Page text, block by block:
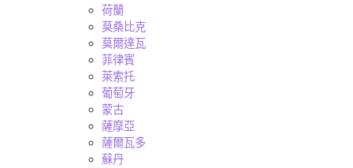
荷蘭
莫桑比克
莫爾達瓦
菲律賓
萊索托
葡萄牙
蒙古
薩摩亞
薩爾瓦多
蘇丹